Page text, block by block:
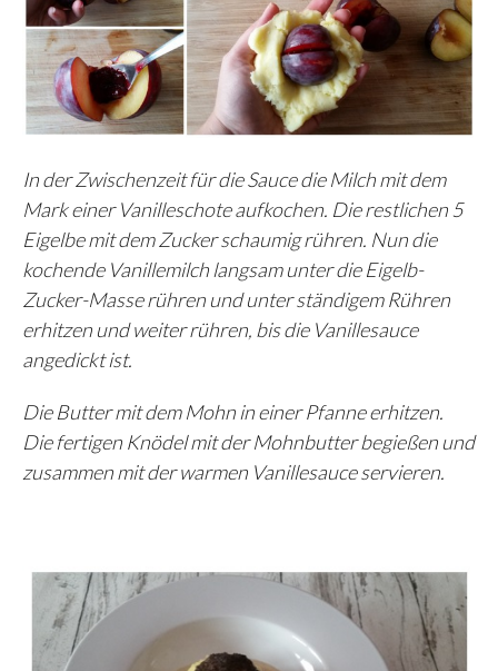
In der Zwischenzeit für die Sauce die Milch mit dem
Mark einer Vanilleschote aufkochen. Die restlichen 5
Eigelbe mit dem Zucker schaumig rühren. Nun die
kochende Vanillemilch langsam unter die Eigelb-
Zucker-Masse rühren und unter ständigem Rühren
erhitzen und weiter rühren, bis die Vanillesauce
angedickt ist.
Die Butter mit dem Mohn in einer Pfanne erhitzen.
Die fertigen Knödel mit der Mohnbutter begießen und
zusammen mit der warmen Vanillesauce servieren.